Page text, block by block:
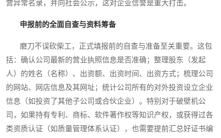
营异常名录，并向社会公示，这对企业信誉是重大打击。
申报前的全面自查与资料筹备
磨刀不误砍柴工，正式填报前的自查与准备至关重要。这包
括：确认公司最新的营业执照信息是否准确；整理股东（发起
人）的姓名（名称）、出资额、出资时间、出资方式；梳理公司
的网站、网店信息及其网址；统计公司所有的对外投资设立企业
信息（如投资了其他子公司或合伙企业）。特别对于破壁机公
司，如果持有专利、商标、软件著作权等知识产权，或获得过各
类资质认证（如质量管理体系认证），也需要提前汇总好证书编